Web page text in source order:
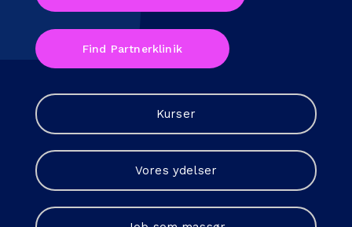
Find Partnerklinik
Kurser
Vores ydelser